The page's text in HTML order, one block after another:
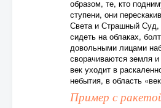
образом, те, кто
ступени, они
Света и Страшный Суд,
сидеть на облаках,
довольными лицами
сворачиваются земля
век уходит в
небытия, в область
Пример с